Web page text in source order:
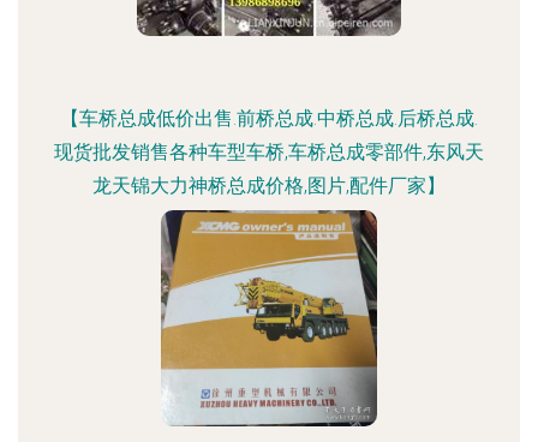
【车桥总成低价出售.前桥总成.中桥总成.后桥总成.
现货批发销售各种车型车桥,车桥总成零部件,东风天
龙天锦大力神桥总成价格,图片,配件厂家】